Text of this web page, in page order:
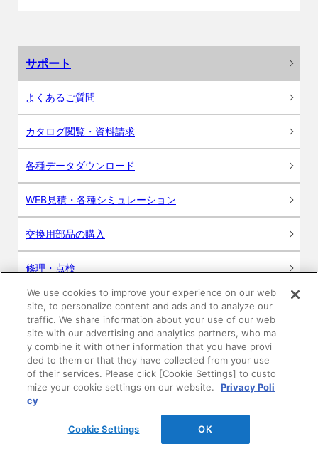
サポート
よくあるご質問
カタログ閲覧・資料請求
各種データダウンロード
WEB見積・各種シミュレーション
交換用部品の購入
修理・点検
お問い合わせ
ログイン
建築・設計関係者様向けサイト
ユーザー登録サービス
WEB見積システム
We use cookies to improve your experience on our web
site, to personalize content and ads and to analyze our
traffic. We share information about your use of our web
site with our advertising and analytics partners, who ma
y combine it with other information that you have provi
ded to them or that they have collected from your use
of their services. Please click [Cookie Settings] to custo
mize your cookie settings on our website.
Privacy Poli
cy
Cookie Settings OK